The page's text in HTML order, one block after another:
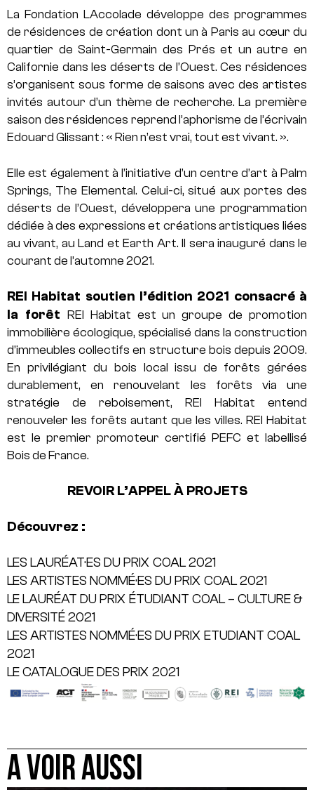
La Fondation LAccolade développe des programmes
de résidences de création dont un à Paris au cœur du
quartier de Saint-Germain des Prés et un autre en
Californie dans les déserts de l’Ouest. Ces résidences
s’organisent sous forme de saisons avec des artistes
invités autour d’un thème de recherche. La première
saison des résidences reprend l’aphorisme de l’écrivain
Edouard Glissant : « Rien n’est vrai, tout est vivant. ».
Elle est également à l’initiative d’un centre d’art à Palm
Springs, The Elemental. Celui-ci, situé aux portes des
déserts de l’Ouest, développera une programmation
dédiée à des expressions et créations artistiques liées
au vivant, au Land et Earth Art. Il sera inauguré dans le
courant de l’automne 2021.
REI Habitat soutien l’édition 2021 consacré à
la forêt REI Habitat est un groupe de promotion
immobilière écologique, spécialisé dans la construction
d’immeubles collectifs en structure bois depuis 2009.
En privilégiant du bois local issu de forêts gérées
durablement, en renouvelant les forêts via une
stratégie de reboisement, REI Habitat entend
renouveler les forêts autant que les villes. REI Habitat
est le premier promoteur certifié PEFC et labellisé
Bois de France.
REVOIR L’APPEL À PROJETS
Découvrez :
LES LAURÉAT·ES DU PRIX COAL 2021
LES ARTISTES NOMMÉ·ES DU PRIX COAL 2021
LE LAURÉAT DU PRIX ÉTUDIANT COAL – CULTURE &
DIVERSITÉ 2021
LES ARTISTES NOMMÉ·ES DU PRIX ETUDIANT COAL
2021
LE CATALOGUE DES PRIX 2021
A VOIR AUSSI